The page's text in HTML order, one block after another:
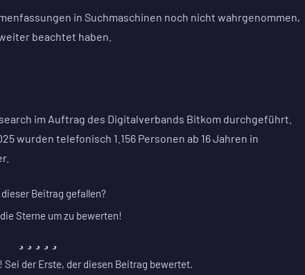
in Suchmaschinen noch nicht wahrgenommen,
beachtet haben.
im Auftrag des Digitalverbands Bitkom durchgeführt.
wurden telefonisch 1.156 Personen ab 16 Jahren in
Beitrag gefallen?
Sterne um zu bewerten!
der Erste, der diesen Beitrag bewertet.